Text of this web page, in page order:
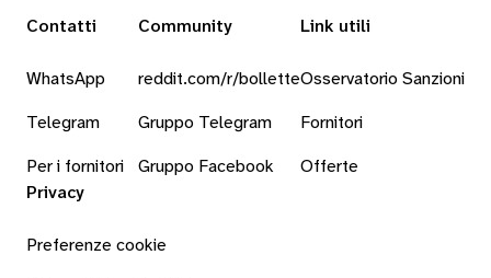
Contatti
WhatsApp
Telegram
Per i fornitori
Community
reddit.com/r/bollette
Gruppo Telegram
Gruppo Facebook
Link utili
Osservatorio Sanzioni
Fornitori
Offerte
Privacy
Preferenze cookie